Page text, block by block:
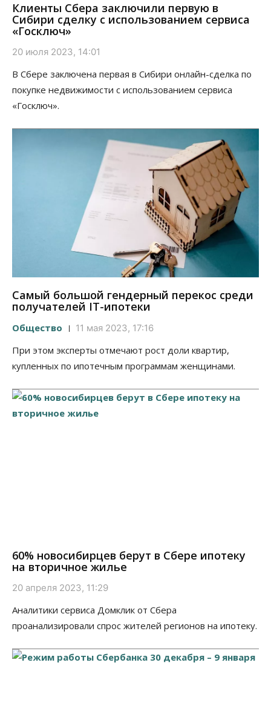
Клиенты Сбера заключили первую в
Сибири сделку с использованием сервиса
«Госключ»
20 июля 2023, 14:01
В Сбере заключена первая в Сибири онлайн-сделка по
покупке недвижимости с использованием сервиса
«Госключ».
Самый большой гендерный перекос среди
получателей IT-ипотеки
Общество 11 мая 2023, 17:16
При этом эксперты отмечают рост доли квартир,
купленных по ипотечным программам женщинами.
60% новосибирцев берут в Сбере ипотеку
на вторичное жилье
20 апреля 2023, 11:29
Аналитики сервиса Домклик от Сбера
проанализировали спрос жителей регионов на ипотеку.